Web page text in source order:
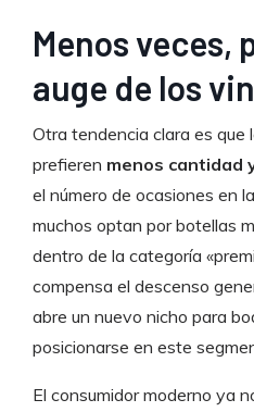
Menos veces,
auge de los
Otra tendencia clara es que
prefieren menos cantidad
el número de ocasiones en
muchos optan por botellas
dentro de la categoría
compensa el descenso
abre un nuevo nicho para
posicionarse en este
El consumidor moderno ya